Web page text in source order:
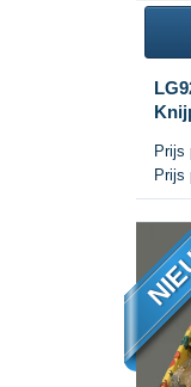
Prijs
Prijs